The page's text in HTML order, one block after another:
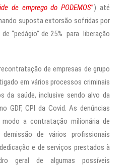
de emprego do PODEMOS”) até
suposta extorsão sofridas por
“pedágio” de 25% para liberação
de empresas de grupo
em vários processos criminais
da saúde, inclusive sendo alvo da
GDF, CPI da Covid. As denúncias
a contratação milionária de
de vários profissionais
e de serviços prestados à
geral de algumas possíveis